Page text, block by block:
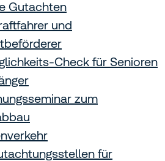
Gutachten
und
Check für Senioren
zum
für